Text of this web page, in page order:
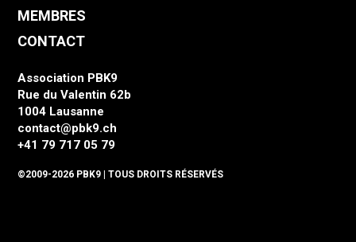
MEMBRES
CONTACT
Association PBK9
Rue du Valentin 62b
1004 Lausanne
contact@pbk9.ch
+41 79 717 05 79
©2009-2026 PBK9 | TOUS DROITS RÉSERVÉS